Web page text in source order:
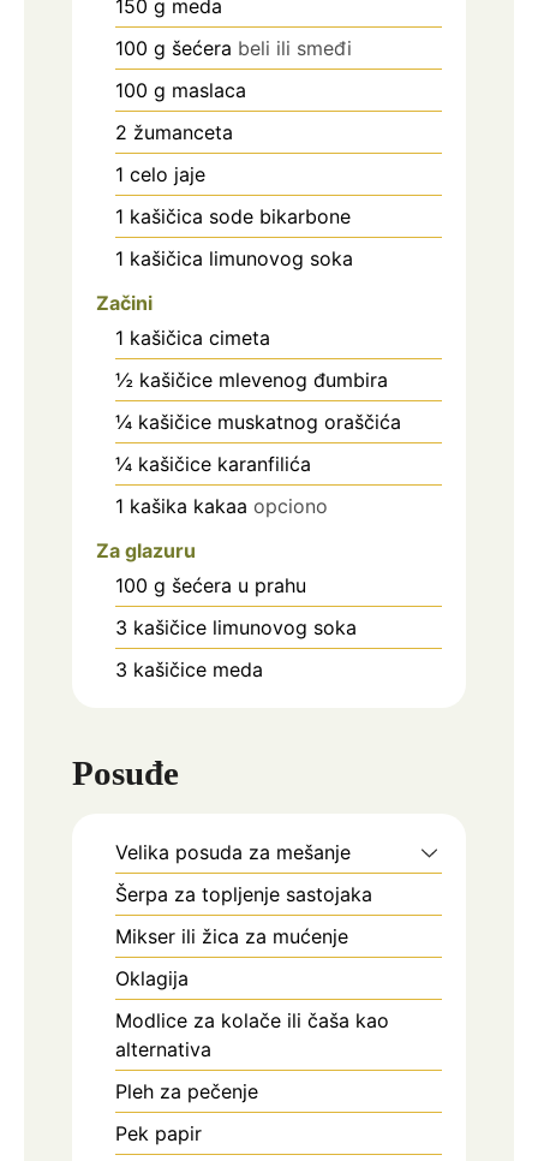
150 g meda
100 g šećera beli ili smeđi
100 g maslaca
2 žumanceta
1 celo jaje
1 kašičica sode bikarbone
1 kašičica limunovog soka
Začini
1 kašičica cimeta
½ kašičice mlevenog đumbira
¼ kašičice muskatnog oraščića
¼ kašičice karanfilića
1 kašika kakaa opciono
Za glazuru
100 g šećera u prahu
3 kašičice limunovog soka
3 kašičice meda
Posuđe
Velika posuda za mešanje
Šerpa za topljenje sastojaka
Mikser ili žica za mućenje
Oklagija
Modlice za kolače ili čaša kao
alternativa
Pleh za pečenje
Pek papir